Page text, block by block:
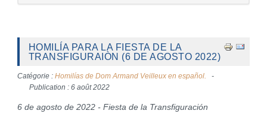
HOMILÍA PARA LA FIESTA DE LA
TRANSFIGURAIÒN (6 DE AGOSTO 2022)
Catégorie : Homilías de Dom Armand Veilleux en español.
Publication : 6 août 2022
6 de agosto de 2022 - Fiesta de la Transfiguración